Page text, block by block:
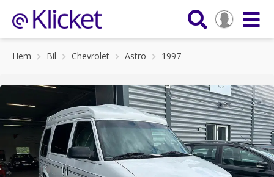
Hem Bil Chevrolet Astro 1997